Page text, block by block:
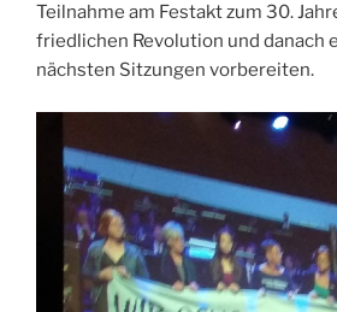
Teilnahme am Festakt zum 30.
friedlichen Revolution und danach
nächsten Sitzungen vorbereiten.